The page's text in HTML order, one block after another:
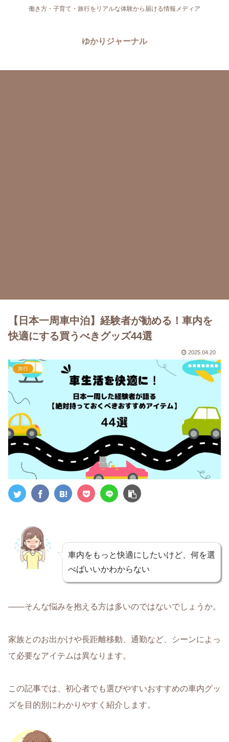
働き方・子育て・旅行をリアルな体験から届ける情報メディア
ゆかりジャーナル
【日本一周車中泊】経験者が勧める！車内を
快適にする買うべきグッズ44選
2025.04.20
旅行
車内をもっと快適にしたいけど、何を選
べばいいかわからない
——そんな悩みを抱える方は多いのではないでしょうか。
家族とのお出かけや長距離移動、通勤など、シーンによっ
て必要なアイテムは異なります。
この記事では、 初心者でも選びやすいおすすめの車内グッ
ズを目的別にわかりやすく紹介 します。